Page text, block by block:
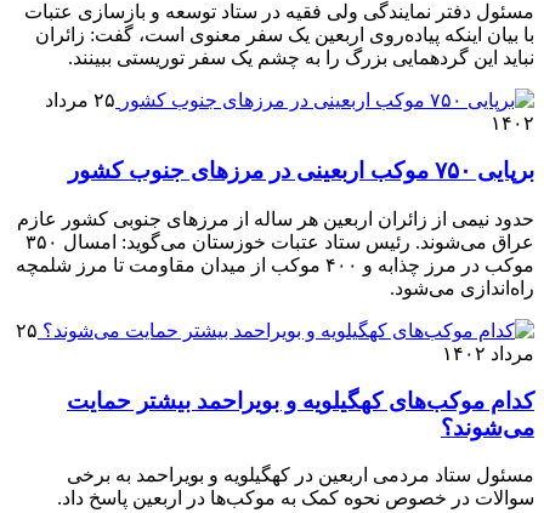
مسئول دفتر نمایندگی ولی فقیه در ستاد توسعه و بازسازی عتبات
با بیان اینکه پیاده‌روی اربعین یک سفر معنوی است، گفت: زائران
نباید این گردهمایی بزرگ را به چشم یک سفر توریستی ببینند.
۲۵ مرداد
۱۴۰۲
برپایی ۷۵۰ موکب اربعینی در مرزهای جنوب کشور
حدود نیمی از زائران اربعین هر ساله از مرزهای جنوبی کشور عازم
عراق می‌شوند. رئیس ستاد عتبات خوزستان می‌گوید: امسال ۳۵۰
موکب در مرز چذابه و ۴۰۰ موکب از میدان مقاومت تا مرز شلمچه
راه‌اندازی می‌شود.
۲۵
مرداد ۱۴۰۲
کدام موکب‌های کهگیلویه و بویراحمد بیشتر حمایت
می‌شوند؟
مسئول ستاد مردمی اربعین در کهگیلویه و بویراحمد به برخی
سوالات در خصوص نحوه کمک به موکب‌ها در اربعین پاسخ داد.